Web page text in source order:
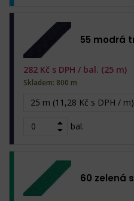
55 modrá
25 m (11,28 Kč s DPH / m)
bal.
282 Kč s DPH / bal. (25 m)
Skladem: 800 m
60 zelená